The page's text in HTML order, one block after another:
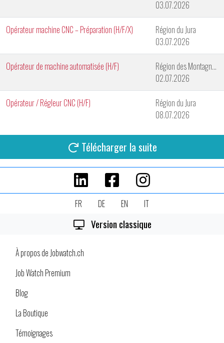
03.07.2026
Opérateur machine CNC – Préparation (H/F/X)
Région du Jura
03.07.2026
Opérateur de machine automatisée (H/F)
Région des Montagnes Neuchâteloises
02.07.2026
Opérateur / Régleur CNC (H/F)
Région du Jura
08.07.2026
Télécharger la suite
FR DE EN IT
Version classique
À propos de Jobwatch.ch
Job Watch Premium
Blog
La Boutique
Témoignages